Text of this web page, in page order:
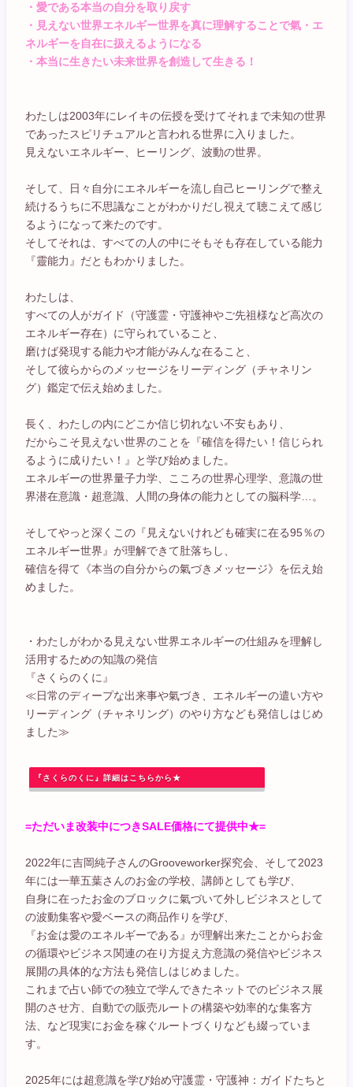
・愛である本当の自分を取り戻す
・見えない世界エネルギー世界を真に理解することで氣・エ
ネルギーを自在に扱えるようになる
・本当に生きたい未来世界を創造して生きる！
わたしは2003年にレイキの伝授を受けてそれまで未知の世界
であったスピリチュアルと言われる世界に入りました。
見えないエネルギー、ヒーリング、波動の世界。
そして、日々自分にエネルギーを流し自己ヒーリングで整え
続けるうちに不思議なことがわかりだし視えて聴こえて感じ
るようになって来たのです。
そしてそれは、すべての人の中にそもそも存在している能力
『靈能力』だともわかりました。
わたしは、
すべての人がガイド（守護霊・守護神やご先祖様など高次の
エネルギー存在）に守られていること、
磨けば発現する能力や才能がみんな在ること、
そして彼らからのメッセージをリーディング（チャネリン
グ）鑑定で伝え始めました。
長く、わたしの内にどこか信じ切れない不安もあり、
だからこそ見えない世界のことを『確信を得たい！信じられ
るように成りたい！』と学び始めました。
エネルギーの世界量子力学、こころの世界心理学、意識の世
界潜在意識・超意識、人間の身体の能力としての脳科学…。
そしてやっと深くこの『見えないけれども確実に在る95％の
エネルギー世界』が理解できて肚落ちし、
確信を得て《本当の自分からの氣づきメッセージ》を伝え始
めました。
・わたしがわかる見えない世界エネルギーの仕組みを理解し
活用するための知識の発信
『さくらのくに』
≪日常のディープな出来事や氣づき、エネルギーの遣い方や
リーディング（チャネリング）のやり方なども発信しはじめ
ました≫
『さくらのくに』詳細はこちらから★
=ただいま改装中につきSALE価格にて提供中★=
2022年に吉岡純子さんのGrooveworker探究会、そして2023
年には一華五葉さんのお金の学校、講師としても学び、
自身に在ったお金のブロックに氣づいて外しビジネスとして
の波動集客や愛ベースの商品作りを学び、
『お金は愛のエネルギーである』が理解出来たことからお金
の循環やビジネス関連の在り方捉え方意識の発信やビジネス
展開の具体的な方法も発信しはじめました。
これまで占い師での独立で学んできたネットでのビジネス展
開のさせ方、自動での販売ルートの構築や効率的な集客方
法、など現実にお金を稼ぐルートづくりなども綴っていま
す。
2025年には超意識を学び始め守護霊・守護神：ガイドたちと